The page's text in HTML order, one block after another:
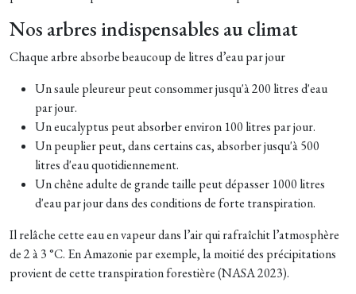
Nos arbres indispensables au climat
Chaque arbre absorbe beaucoup de litres d’eau par jour
Un saule pleureur peut consommer jusqu'à 200 litres d'eau
par jour.
Un eucalyptus peut absorber environ 100 litres par jour.
Un peuplier peut, dans certains cas, absorber jusqu'à 500
litres d'eau quotidiennement.​
Un chêne adulte de grande taille peut dépasser 1000 litres
d'eau par jour dans des conditions de forte transpiration.
Il relâche cette eau en vapeur dans l’air qui rafraîchit l’atmosphère
de 2 à 3 °C. En Amazonie par exemple, la moitié des précipitations
provient de cette transpiration forestière (NASA 2023).